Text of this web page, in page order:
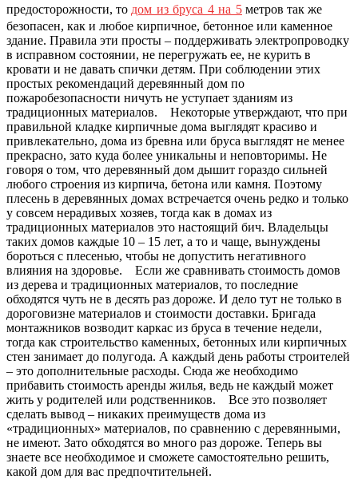
предосторожности, то дом из бруса 4 на 5 метров так же
безопасен, как и любое кирпичное, бетонное или каменное
здание. Правила эти просты – поддерживать электропроводку
в исправном состоянии, не перегружать ее, не курить в
кровати и не давать спички детям. При соблюдении этих
простых рекомендаций деревянный дом по
пожаробезопасности ничуть не уступает зданиям из
традиционных материалов. Некоторые утверждают, что при
правильной кладке кирпичные дома выглядят красиво и
привлекательно, дома из бревна или бруса выглядят не менее
прекрасно, зато куда более уникальны и неповторимы. Не
говоря о том, что деревянный дом дышит гораздо сильней
любого строения из кирпича, бетона или камня. Поэтому
плесень в деревянных домах встречается очень редко и только
у совсем нерадивых хозяев, тогда как в домах из
традиционных материалов это настоящий бич. Владельцы
таких домов каждые 10 – 15 лет, а то и чаще, вынуждены
бороться с плесенью, чтобы не допустить негативного
влияния на здоровье. Если же сравнивать стоимость домов
из дерева и традиционных материалов, то последние
обходятся чуть не в десять раз дороже. И дело тут не только в
дороговизне материалов и стоимости доставки. Бригада
монтажников возводит каркас из бруса в течение недели,
тогда как строительство каменных, бетонных или кирпичных
стен занимает до полугода. А каждый день работы строителей
– это дополнительные расходы. Сюда же необходимо
прибавить стоимость аренды жилья, ведь не каждый может
жить у родителей или родственников. Все это позволяет
сделать вывод – никаких преимуществ дома из
«традиционных» материалов, по сравнению с деревянными,
не имеют. Зато обходятся во много раз дороже. Теперь вы
знаете все необходимое и сможете самостоятельно решить,
какой дом для вас предпочтительней.